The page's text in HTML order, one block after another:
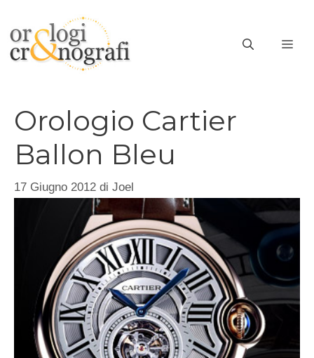
contenuto
Orologio Cartier
Ballon Bleu
17 Giugno 2012 di Joel